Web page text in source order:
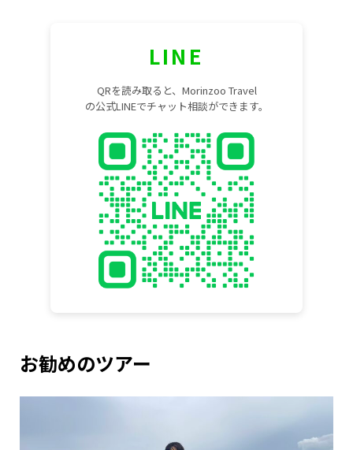
LINE
QRを読み取ると、Morinzoo Travel
の公式LINEでチャット相談ができます。
お勧めのツアー